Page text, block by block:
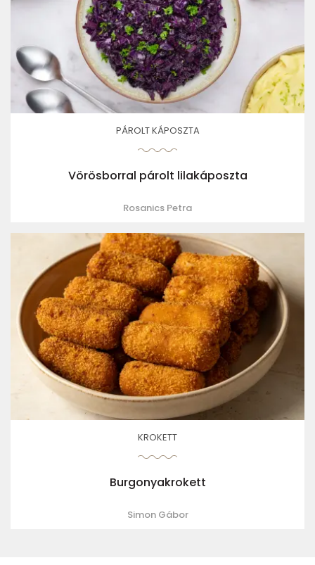
PÁROLT KÁPOSZTA
Vörösborral párolt lilakáposzta
Rosanics Petra
KROKETT
Burgonyakrokett
Simon Gábor